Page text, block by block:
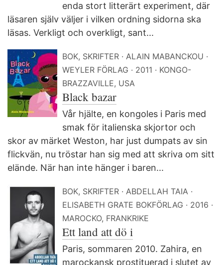
enda stort litterärt experiment, där
läsaren själv väljer i vilken ordning sidorna ska
läsas. Verkligt och overkligt, sant...
BOK, SKRIFTER
ALAIN MABANCKOU
WEYLER FÖRLAG
2011
KONGO-
BRAZZAVILLE, USA
Black bazar
Vår hjälte, en kongoles i Paris med
smak för italienska skjortor och
skor av märket Weston, har just dumpats av sin
flickvän, nu tröstar han sig med att skriva om sitt
elände. När han inte hänger i baren...
BOK, SKRIFTER
ABDELLAH TAIA
ELISABETH GRATE BOKFÖRLAG
2016
MAROCKO, FRANKRIKE
Ett land att dö i
Paris, sommaren 2010. Zahira, en
marockansk prostituerad i slutet av